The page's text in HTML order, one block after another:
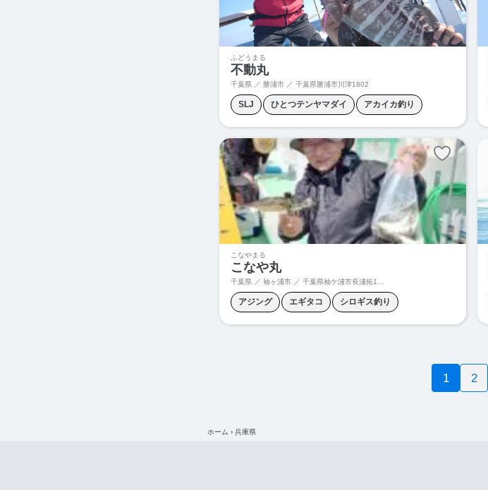
青物ジギング
ふどうまる
不動丸
千葉県 ／ 勝浦市 ／ 千葉県勝浦市川津1802
SLJ ひとつテンヤマダイ アカイカ釣り
カモシ釣り コマセイサキ コマセヒラマサ
コマセマダイ ショウサイフグ釣り ジギング
ヒラメ釣り ヤリイカ釣り 泳がせ釣り
青物ジギング
こなやまる
こなや丸
千葉県 ／ 袖ヶ浦市 ／ 千葉県袖ケ浦市長浦拓1-1-111
アジング エギタコ シロギス釣り
タチウオジギング ブレードジギング
青物ジギング1 2
ホーム › 兵庫県